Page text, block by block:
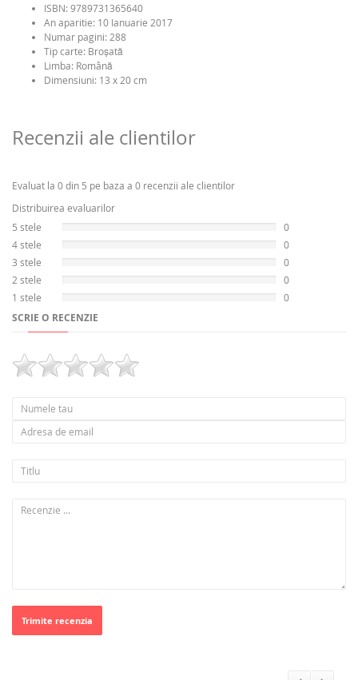
ISBN: 9789731365640
An aparitie: 10 Ianuarie 2017
Numar pagini: 288
Tip carte: Broşată
Limba: Română
Dimensiuni: 13 x 20 cm
Recenzii ale clientilor
Evaluat la 0 din 5 pe baza a 0 recenzii ale clientilor
Distribuirea evaluarilor
5 stele
0
4 stele
0
3 stele
0
2 stele
0
1 stele
0
SCRIE O RECENZIE
Trimite recenzia